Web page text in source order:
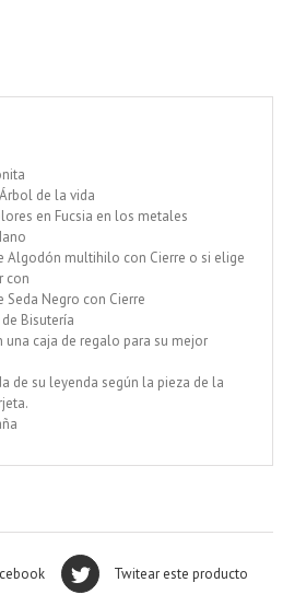
de la vida
en Fucsia en los metales
Algodón multihilo con Cierre o si elige
con
Seda Negro con Cierre
Bisutería
una caja de regalo para su mejor
de su leyenda según la pieza de la
Twitear este producto